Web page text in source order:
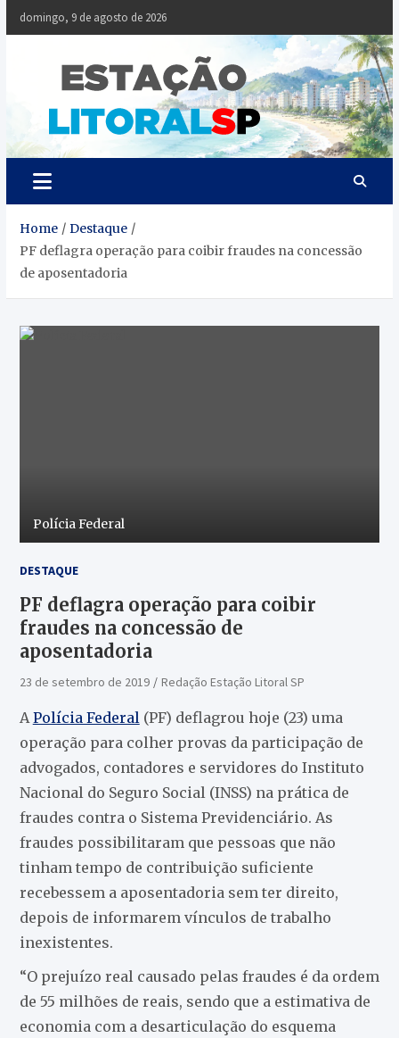
Skip
domingo, 9 de agosto de 2026
Litoral
Notícias da
Baixada Santista
Home
Destaque
PF deflagra operação para coibir fraudes na concessão
de aposentadoria
Polícia Federal
DESTAQUE
PF deflagra operação para coibir
fraudes na concessão de
aposentadoria
23 de setembro de 2019 Redação Estação Litoral SP
A Polícia Federal (PF) deflagrou hoje (23) uma
operação para colher provas da participação de
advogados, contadores e servidores do Instituto
Nacional do Seguro Social (INSS) na prática de
fraudes contra o Sistema Previdenciário. As
fraudes possibilitaram que pessoas que não
tinham tempo de contribuição suficiente
recebessem a aposentadoria sem ter direito,
depois de informarem vínculos de trabalho
inexistentes.
“O prejuízo real causado pelas fraudes é da ordem
de 55 milhões de reais, sendo que a estimativa de
economia com a desarticulação do esquema